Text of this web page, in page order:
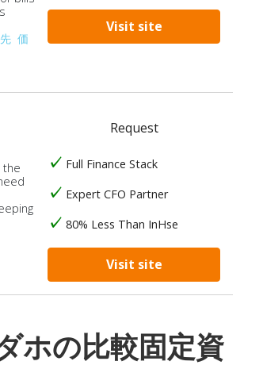
価
Visit site
the
Request
Full Finance Stack
Expert CFO Partner
80% Less Than InHse
Visit site
ホの比較固定資